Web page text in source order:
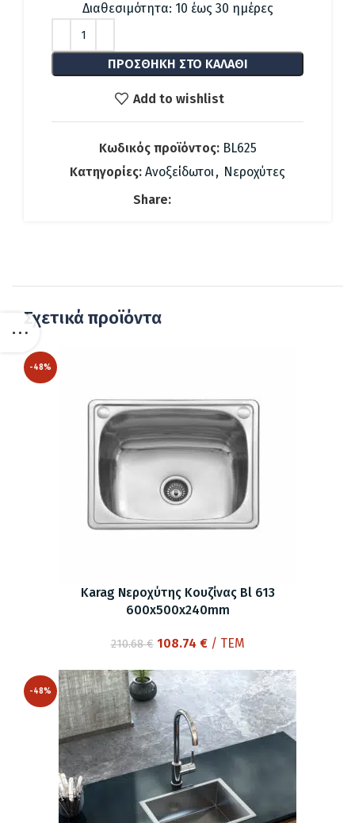
Διαθεσιμότητα: 10 έως 30 ημέρες
ΠΡΟΣΘΉΚΗ ΣΤΟ ΚΑΛΆΘΙ
Add to wishlist
Κωδικός προϊόντος: BL625
Κατηγορίες: Ανοξείδωτοι , Νεροχύτες
Share:
Σχετικά προϊόντα
-48%
Karag Νεροχύτης Κουζίνας Bl 613
600x500x240mm
210.68€ Original
was:
210.68 €.
108.74 €Η
τιμή
είναι:
108.74 €.
/ ΤΕΜ
-48%